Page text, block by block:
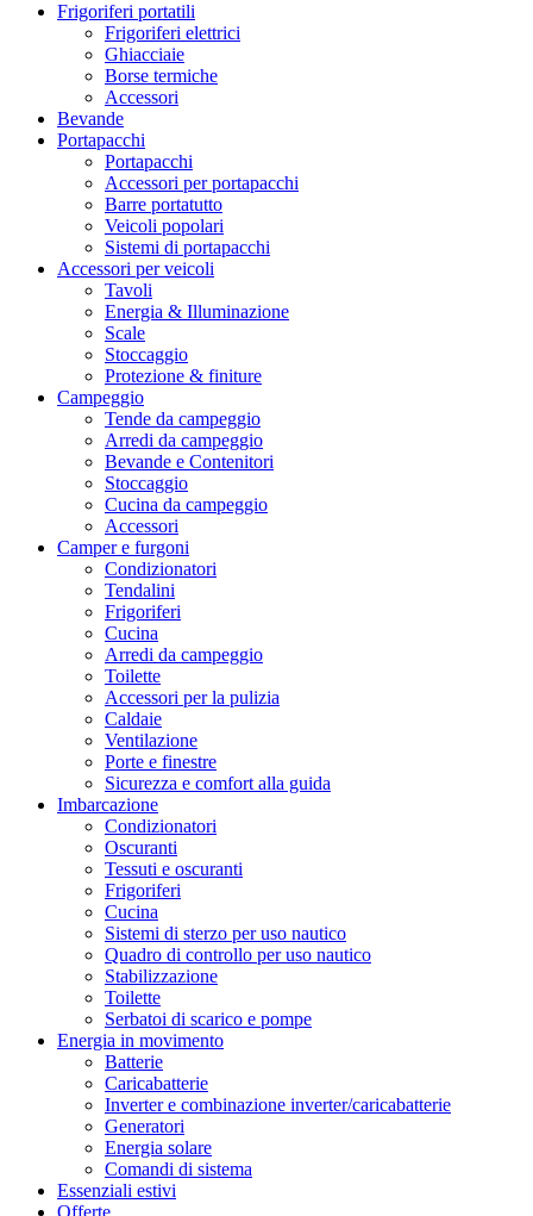
Frigoriferi portatili
Frigoriferi elettrici
Ghiacciaie
Borse termiche
Accessori
Bevande
Portapacchi
Portapacchi
Accessori per portapacchi
Barre portatutto
Veicoli popolari
Sistemi di portapacchi
Accessori per veicoli
Tavoli
Energia & Illuminazione
Scale
Stoccaggio
Protezione & finiture
Campeggio
Tende da campeggio
Arredi da campeggio
Bevande e Contenitori
Stoccaggio
Cucina da campeggio
Accessori
Camper e furgoni
Condizionatori
Tendalini
Frigoriferi
Cucina
Arredi da campeggio
Toilette
Accessori per la pulizia
Caldaie
Ventilazione
Porte e finestre
Sicurezza e comfort alla guida
Imbarcazione
Condizionatori
Oscuranti
Tessuti e oscuranti
Frigoriferi
Cucina
Sistemi di sterzo per uso nautico
Quadro di controllo per uso nautico
Stabilizzazione
Toilette
Serbatoi di scarico e pompe
Energia in movimento
Batterie
Caricabatterie
Inverter e combinazione inverter/caricabatterie
Generatori
Energia solare
Comandi di sistema
Essenziali estivi